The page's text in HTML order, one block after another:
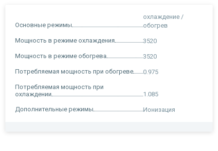
Основные режимы
охлаждение /
обогрев
Мощность в режиме охлаждения 3520
Мощность в режиме обогрева 3520
Потребляемая мощность при обогреве 0.975
Потребляемая мощность при
охлаждении
1.085
Дополнительные режимы Ионизация